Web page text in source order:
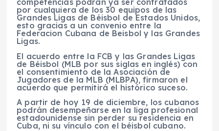
competencias podran ya ser contratados
por cualquiera de los 30 equipos de las
Grandes Ligas de Béisbol de Estados Unidos,
esto gracias a un convenio entre la
Federacion Cubana de Beisbol y las Grandes
Ligas.
El acuerdo entre la FCB y las Grandes Ligas
de Béisbol (MLB por sus siglas en inglés) con
el consentimiento de la Asociación de
Jugadores de la MLB (MLBPA), firmaron el
acuerdo que permitirá el histórico suceso.
A partir de hoy 19 de diciembre, los cubanos
podrán desempeñarse en la liga profesional
estadounidense sin perder su residencia en
Cuba, ni su vínculo con el béisbol cubano.